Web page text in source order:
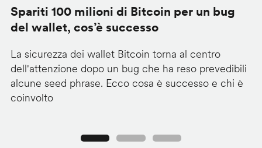
Spariti 100 milioni di Bitcoin per un bug
del wallet, cos’è successo
La sicurezza dei wallet Bitcoin torna al centro
dell'attenzione dopo un bug che ha reso prevedibili
alcune seed phrase. Ecco cosa è successo e chi è
coinvolto